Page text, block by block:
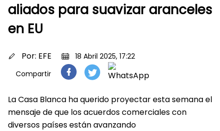
aliados para suavizar aranceles
en EU
Por: EFE
18 Abril 2025, 17:22
Compartir
La Casa Blanca ha querido proyectar esta semana el
mensaje de que los acuerdos comerciales con
diversos países están avanzando